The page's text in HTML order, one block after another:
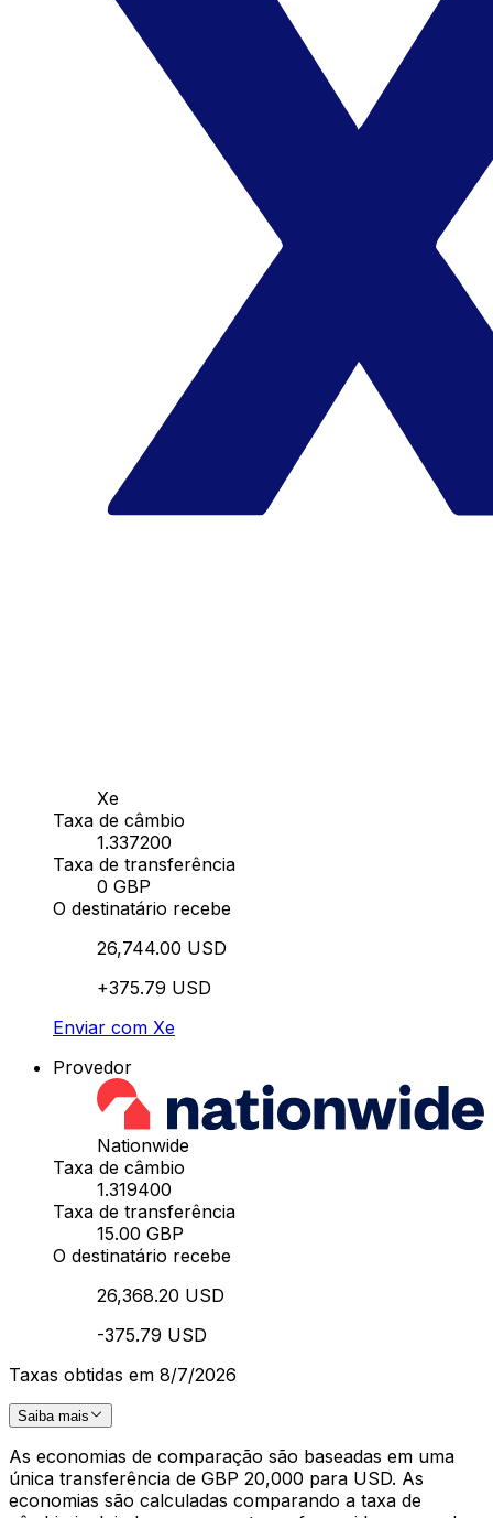
Xe
Taxa de câmbio
1.337200
Taxa de transferência
0 GBP
O destinatário recebe
26,744.00 USD
+375.79 USD
Enviar com Xe
Provedor
Nationwide
Taxa de câmbio
1.319400
Taxa de transferência
15.00 GBP
O destinatário recebe
26,368.20 USD
-375.79 USD
Taxas obtidas em 8/7/2026
Saiba mais
As economias de comparação são baseadas em uma
única transferência de GBP 20,000 para USD. As
economias são calculadas comparando a taxa de